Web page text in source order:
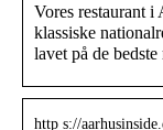
Vores restaurant i
klassiske
lavet på de bedste
http s://